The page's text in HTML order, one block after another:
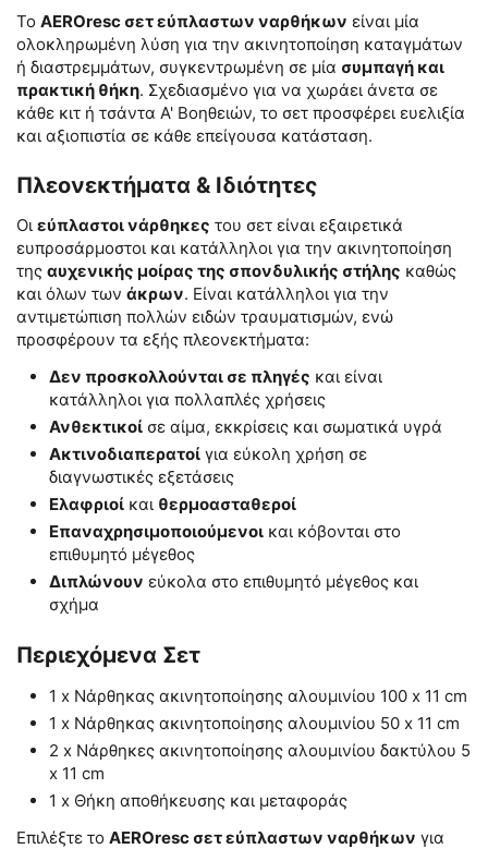
Το AEROresc σετ εύπλαστων ναρθήκων είναι μία
ολοκληρωμένη λύση για την ακινητοποίηση καταγμάτων
ή διαστρεμμάτων, συγκεντρωμένη σε μία συμπαγή και
πρακτική θήκη. Σχεδιασμένο για να χωράει άνετα σε
κάθε κιτ ή τσάντα Α' Βοηθειών, το σετ προσφέρει ευελιξία
και αξιοπιστία σε κάθε επείγουσα κατάσταση.
Πλεονεκτήματα & Ιδιότητες
Οι εύπλαστοι νάρθηκες του σετ είναι εξαιρετικά
ευπροσάρμοστοι και κατάλληλοι για την ακινητοποίηση
της αυχενικής μοίρας της σπονδυλικής στήλης καθώς
και όλων των άκρων. Είναι κατάλληλοι για την
αντιμετώπιση πολλών ειδών τραυματισμών, ενώ
προσφέρουν τα εξής πλεονεκτήματα:
Δεν προσκολλούνται σε πληγές και είναι
κατάλληλοι για πολλαπλές χρήσεις
Ανθεκτικοί σε αίμα, εκκρίσεις και σωματικά υγρά
Ακτινοδιαπερατοί για εύκολη χρήση σε
διαγνωστικές εξετάσεις
Ελαφριοί και θερμοασταθεροί
Επαναχρησιμοποιούμενοι και κόβονται στο
επιθυμητό μέγεθος
Διπλώνουν εύκολα στο επιθυμητό μέγεθος και
σχήμα
Περιεχόμενα Σετ
1 x Νάρθηκας ακινητοποίησης αλουμινίου 100 x 11 cm
1 x Νάρθηκας ακινητοποίησης αλουμινίου 50 x 11 cm
2 x Νάρθηκες ακινητοποίησης αλουμινίου δακτύλου 5
x 11 cm
1 x Θήκη αποθήκευσης και μεταφοράς
Επιλέξτε το AEROresc σετ εύπλαστων ναρθήκων για